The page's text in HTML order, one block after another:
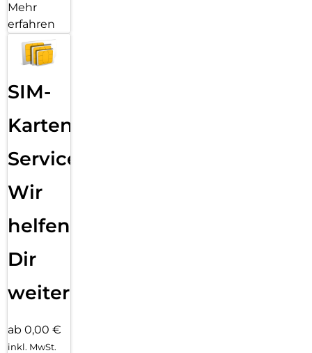
Mehr
erfahren
SIM-
Karten
Service:
Wir
helfen
Dir
weiter
ab 0,00 €
inkl. MwSt.